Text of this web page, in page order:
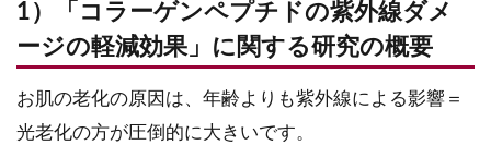
1）「コラーゲンペプチドの紫外線ダメ
ージの軽減効果」に関する研究の概要
お肌の老化の原因は、年齢よりも紫外線による影響＝
光老化の方が圧倒的に大きいです。